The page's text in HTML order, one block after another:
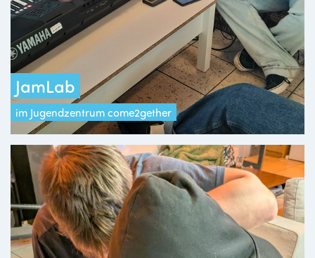
JamLab
im Jugendzentrum come2gether